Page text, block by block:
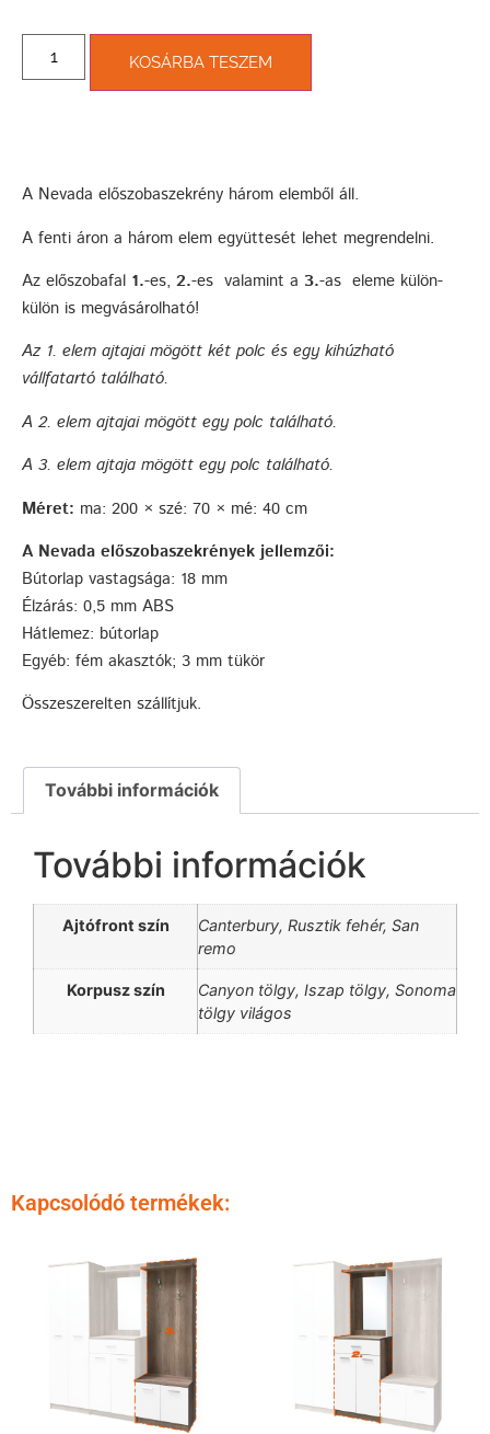
KOSÁRBA TESZEM
A Nevada előszobaszekrény három elemből áll.
A fenti áron a három elem együttesét lehet megrendelni.
Az előszobafal 1.-es, 2.-es valamint a 3.-as eleme külön-
külön is megvásárolható!
Az 1. elem ajtajai mögött két polc és egy kihúzható
vállfatartó található.
A 2. elem ajtajai mögött egy polc található.
A 3. elem ajtaja mögött egy polc található.
Méret: ma: 200 × szé: 70 × mé: 40 cm
A Nevada előszobaszekrények jellemzői:
Bútorlap vastagsága: 18 mm
Élzárás: 0,5 mm ABS
Hátlemez: bútorlap
Egyéb: fém akasztók; 3 mm tükör
Összeszerelten szállítjuk.
További információk
További információk
Ajtófront szín
Canterbury, Rusztik fehér, San
remo
Korpusz szín
Canyon tölgy, Iszap tölgy, Sonoma
tölgy világos
Kapcsolódó termékek: